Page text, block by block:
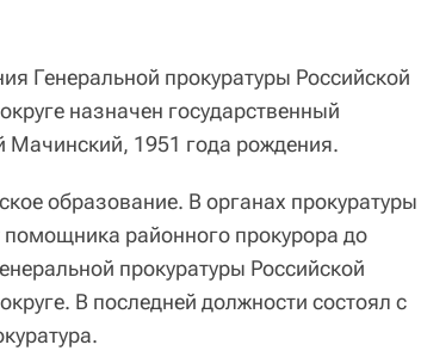
Генеральной прокуратуры Российской
назначен государственный
Мачинский, 1951 года рождения.
образование. В органах прокуратуры
помощника районного прокурора до
прокуратуры Российской
В последней должности состоял с